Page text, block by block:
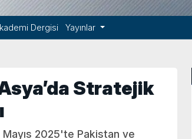
Dergisi Yayınlar
Stratejik
2025'te Pakistan ve